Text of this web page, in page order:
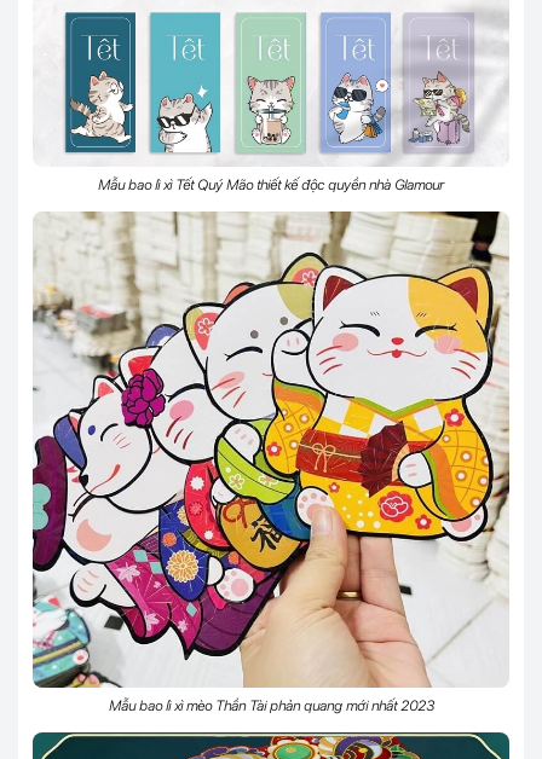
Mẫu bao lì xì Tết Quý Mão thiết kế độc quyền nhà Glamour
Mẫu bao lì xì mèo Thần Tài phản quang mới nhất 2023